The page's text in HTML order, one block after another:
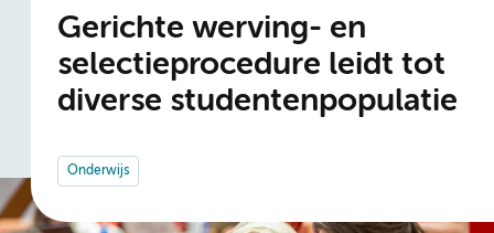
Gerichte werving- en
selectieprocedure leidt tot
diverse studentenpopulatie
Onderwijs